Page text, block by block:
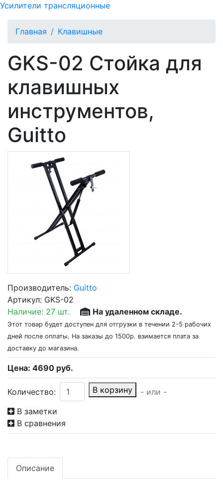
Усилители трансляционные
Главная Клавишные
GKS-02 Стойка для
клавишных
инструментов,
Guitto
Производитель: Guitto
Артикул: GKS-02
Наличие: 27 шт. На удаленном складе.
Этот товар будет доступен для отгрузки в течении 2-5 рабочих
дней после оплаты. На заказы до 1500р. взимается плата за
доставку до магазина.
Цена: 4690 руб.
Количество: В корзину
- или -
В заметки
В сравнения
Описание